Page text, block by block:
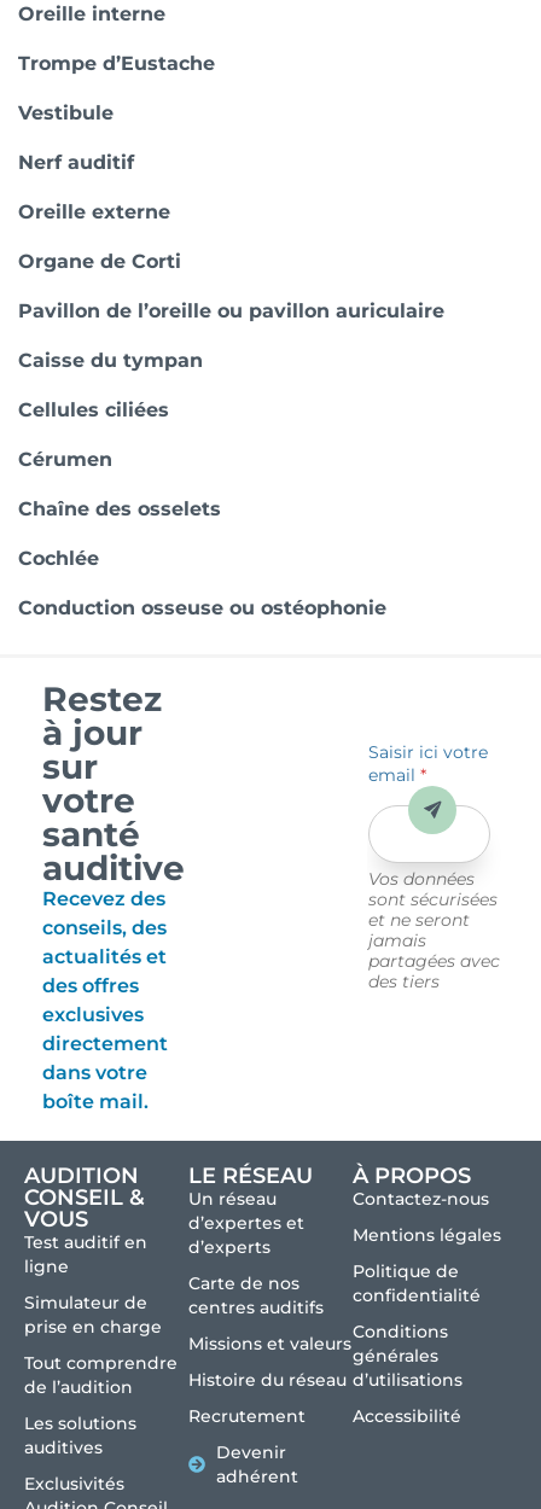
Oreille interne
Trompe d’Eustache
Vestibule
Nerf auditif
Oreille externe
Organe de Corti
Pavillon de l’oreille ou pavillon auriculaire
Caisse du tympan
Cellules ciliées
Cérumen
Chaîne des osselets
Cochlée
Conduction osseuse ou ostéophonie
Restez
à jour
sur
votre
santé
auditive
Recevez des
conseils, des
actualités et
des offres
exclusives
directement
dans votre
boîte mail.
Saisir ici votre
email*
Vos données
sont sécurisées
et ne seront
jamais
partagées avec
des tiers
Envoyer
AUDITION
CONSEIL &
VOUS
Test auditif en
ligne
Simulateur de
prise en charge
Tout comprendre
de l’audition
Les solutions
auditives
Exclusivités
LE RÉSEAU
Un réseau
d’expertes et
d’experts
Carte de nos
centres auditifs
Missions et valeurs
Histoire du réseau
Recrutement
Devenir
adhérent
À PROPOS
Contactez-nous
Mentions légales
Politique de
confidentialité
Conditions
générales
d’utilisations
Accessibilité